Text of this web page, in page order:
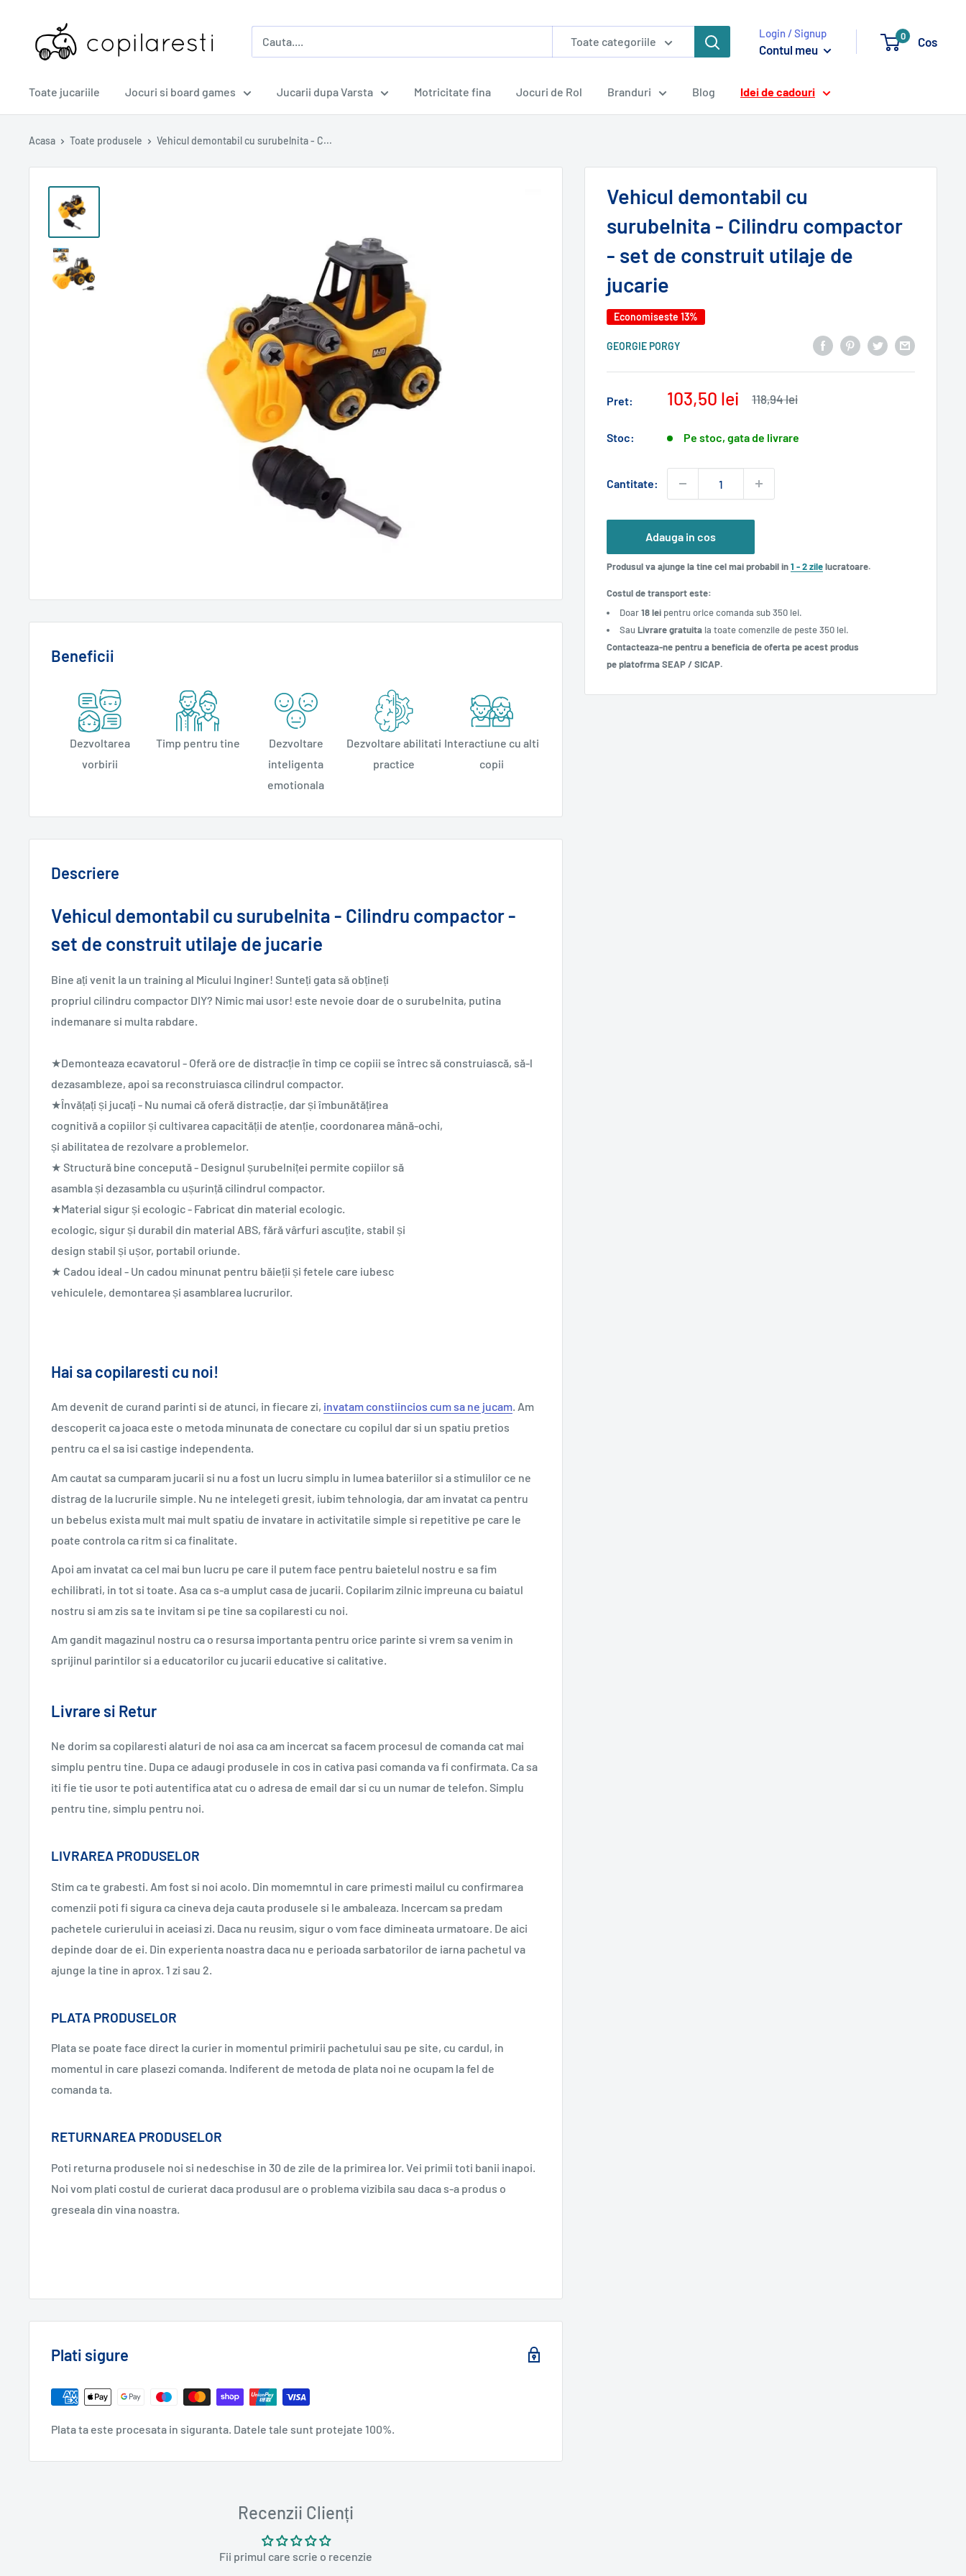
continut
copilaresti.ro
Toate categoriile
Login / Signup
Contul meu
0 Cos
Toate jucariile Jocuri si board games Jucarii dupa Varsta Motricitate fina Jocuri de Rol Branduri Blog Idei de cadouri
Acasa Toate produsele Vehicul demontabil cu surubelnita - C...
Vehicul demontabil cu
surubelnita - Cilindru compactor
- set de construit utilaje de
jucarie
Economiseste 13%
GEORGIE PORGY
Pret:
Pret
103,50 lei
Pret
118,94 lei
Stoc: Pe stoc, gata de livrare
Cantitate:
Adauga in cos
Produsul va ajunge la tine cel mai probabil in1 - 2 zilelucratoare.
Costul de transport este:
Doar18 lei pentru orice comanda sub 350 lei.
SauLivrare gratuita la toate comenzile de peste 350 lei.
Contacteaza-ne pentru a beneficia de oferta pe acest produs
pe platofrma SEAP / SICAP.
Beneficii
Dezvoltarea
vorbirii
Timp pentru tine
Dezvoltare
inteligenta
emotionala
Dezvoltare abilitati
practice
Interactiune cu alti
copii
Descriere
Vehicul demontabil cu surubelnita - Cilindru compactor -
set de construit utilaje de jucarie
Bine ați venit la un training al Micului Inginer! Sunteți gata să obțineți
propriul cilindru compactor DIY? Nimic mai usor! este nevoie doar de o surubelnita, putina
indemanare si multa rabdare.
★Demonteaza ecavatorul - Oferă ore de distracție în timp ce copiii se întrec să construiască, să-l
dezasambleze, apoi sa reconstruiasca cilindrul compactor.
★Învățați și jucați - Nu numai că oferă distracție, dar și îmbunătățirea
cognitivă a copiilor și cultivarea capacității de atenție, coordonarea mână-ochi,
și abilitatea de rezolvare a problemelor.
★ Structură bine concepută - Designul șurubelniței permite copiilor să
asambla și dezasambla cu ușurință cilindrul compactor.
★Material sigur și ecologic - Fabricat din material ecologic.
ecologic, sigur și durabil din material ABS, fără vârfuri ascuțite, stabil și
design stabil și ușor, portabil oriunde.
★ Cadou ideal - Un cadou minunat pentru băieții și fetele care iubesc
vehiculele, demontarea și asamblarea lucrurilor.
Hai sa copilaresti cu noi!
Am devenit de curand parinti si de atunci, in fiecare zi, invatam constiincios cum sa ne jucam. Am
descoperit ca joaca este o metoda minunata de conectare cu copilul dar si un spatiu pretios
pentru ca el sa isi castige independenta.
Am cautat sa cumparam jucarii si nu a fost un lucru simplu in lumea bateriilor si a stimulilor ce ne
distrag de la lucrurile simple. Nu ne intelegeti gresit, iubim tehnologia, dar am invatat ca pentru
un bebelus exista mult mai mult spatiu de invatare in activitatile simple si repetitive pe care le
poate controla ca ritm si ca finalitate.
Apoi am invatat ca cel mai bun lucru pe care il putem face pentru baietelul nostru e sa fim
echilibrati, in tot si toate. Asa ca s-a umplut casa de jucarii. Copilarim zilnic impreuna cu baiatul
nostru si am zis sa te invitam si pe tine sa copilaresti cu noi.
Am gandit magazinul nostru ca o resursa importanta pentru orice parinte si vrem sa venim in
sprijinul parintilor si a educatorilor cu jucarii educative si calitative.
Livrare si Retur
Ne dorim sa copilaresti alaturi de noi asa ca am incercat sa facem procesul de comanda cat mai
simplu pentru tine. Dupa ce adaugi produsele in cos in cativa pasi comanda va fi confirmata. Ca sa
iti fie tie usor te poti autentifica atat cu o adresa de email dar si cu un numar de telefon. Simplu
pentru tine, simplu pentru noi.
LIVRAREA PRODUSELOR
Stim ca te grabesti. Am fost si noi acolo. Din momemntul in care primesti mailul cu confirmarea
comenzii poti fi sigura ca cineva deja cauta produsele si le ambaleaza. Incercam sa predam
pachetele curierului in aceiasi zi. Daca nu reusim, sigur o vom face dimineata urmatoare. De aici
depinde doar de ei. Din experienta noastra daca nu e perioada sarbatorilor de iarna pachetul va
ajunge la tine in aprox. 1 zi sau 2.
PLATA PRODUSELOR
Plata se poate face direct la curier in momentul primirii pachetului sau pe site, cu cardul, in
momentul in care plasezi comanda. Indiferent de metoda de plata noi ne ocupam la fel de
comanda ta.
RETURNAREA PRODUSELOR
Poti returna produsele noi si nedeschise in 30 de zile de la primirea lor. Vei primii toti banii inapoi.
Noi vom plati costul de curierat daca produsul are o problema vizibila sau daca s-a produs o
greseala din vina noastra.
Plati sigure
Plata ta este procesata in siguranta. Datele tale sunt protejate 100%.
Recenzii Clienți
Fii primul care scrie o recenzie